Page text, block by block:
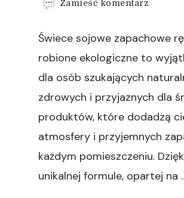
Zamieść komentarz
świece
sojowe
dla
Świece sojowe zapachowe
robione ekologiczne to
dla osób szukających
zdrowych i przyjaznych dla
produktów, które dodadzą
atmosfery i przyjemnych
każdym pomieszczeniu.
unikalnej formule, opartej na